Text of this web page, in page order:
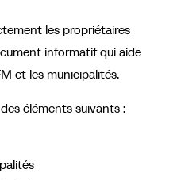
les propriétaires
informatif qui aide
et les municipalités.
éléments suivants :